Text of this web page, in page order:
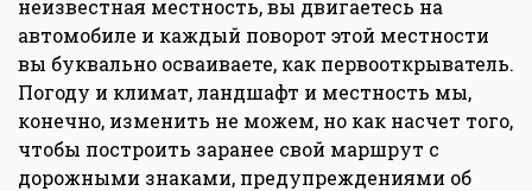
неизвестная местность, вы двигаетесь на
автомобиле и каждый поворот этой местности
вы буквально осваиваете, как первооткрыватель.
Погоду и климат, ландшафт и местность мы,
конечно, изменить не можем, но как насчет того,
чтобы построить заранее свой маршрут с
дорожными знаками, предупреждениями об